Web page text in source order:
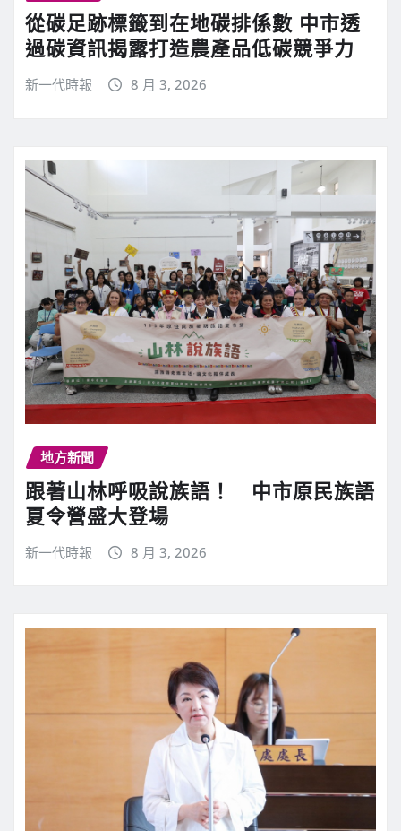
從碳足跡標籤到在地碳排係數 中市透
過碳資訊揭露打造農產品低碳競爭力
新一代時報 8 月 3, 2026
地方新聞
跟著山林呼吸說族語！ 中市原民族語
夏令營盛大登場
新一代時報 8 月 3, 2026